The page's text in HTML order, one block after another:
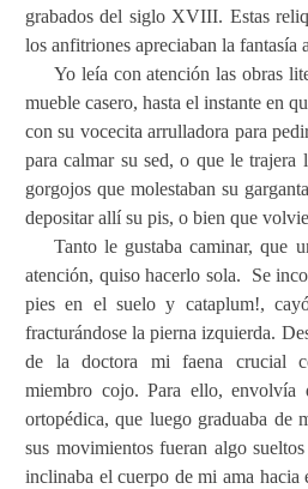
grabados del siglo XVIII. Estas
los anfitriones apreciaban la fantasía
Yo leía con atención las obras
mueble casero, hasta el instante en
con su vocecita arrulladora para
para calmar su sed, o que le trajera
gorgojos que molestaban su
depositar allí su pis, o bien que
Tanto le gustaba caminar, que
atención, quiso hacerlo sola.
Se
pies en el suelo y cataplum!,
fracturándose la pierna izquierda.
de la doctora mi faena crucial
miembro cojo. Para ello, envolvía
ortopédica, que luego graduaba de
sus movimientos fueran algo
inclinaba el cuerpo de mi ama